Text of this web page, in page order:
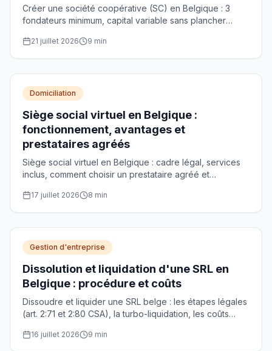
Créer une société coopérative (SC) en Belgique : 3
fondateurs minimum, capital variable sans plancher
pratique.
21 juillet 2026 9 min
Domiciliation
Siège social virtuel en Belgique :
fonctionnement, avantages et
prestataires agréés
Siège social virtuel en Belgique : cadre légal, services
inclus, comment choisir un prestataire agréé et
17 juillet 2026 8 min
Gestion d'entreprise
Dissolution et liquidation d'une SRL en
Belgique : procédure et coûts
Dissoudre et liquider une SRL belge : les étapes légales
(art. 2:71 et 2:80 CSA), la turbo-liquidation, les coûts
boni.16 juillet 2026 9 min